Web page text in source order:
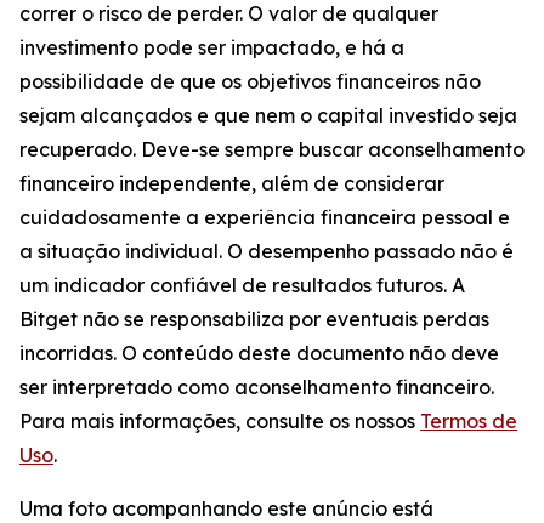
correr o risco de perder. O valor de qualquer
investimento pode ser impactado, e há a
possibilidade de que os objetivos financeiros não
sejam alcançados e que nem o capital investido seja
recuperado. Deve-se sempre buscar aconselhamento
financeiro independente, além de considerar
cuidadosamente a experiência financeira pessoal e
a situação individual. O desempenho passado não é
um indicador confiável de resultados futuros. A
Bitget não se responsabiliza por eventuais perdas
incorridas. O conteúdo deste documento não deve
ser interpretado como aconselhamento financeiro.
Para mais informações, consulte os nossos Termos de
Uso.
Uma foto acompanhando este anúncio está